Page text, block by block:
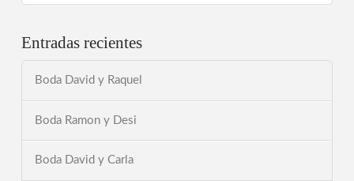
Entradas recientes
Boda David y Raquel
Boda Ramon y Desi
Boda David y Carla